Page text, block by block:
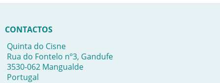
CONTACTOS
Quinta do Cisne
Rua do Fontelo nº3, Gandufe
3530-062 Mangualde
Portugal